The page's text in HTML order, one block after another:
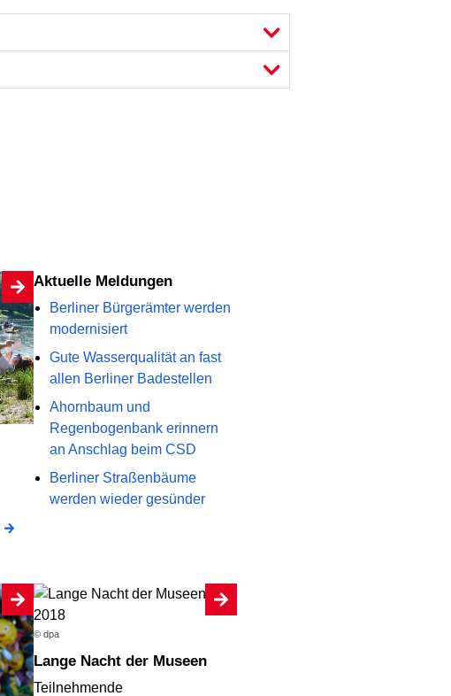
Aktuelle Meldungen
Berliner Bürgerämter werden
modernisiert
Gute Wasserqualität an fast
allen Berliner Badestellen
Ahornbaum und
Regenbogenbank erinnern
an Anschlag beim CSD
Berliner Straßenbäume
werden wieder gesünder
© dpa
Lange Nacht der Museen
Teilnehmende